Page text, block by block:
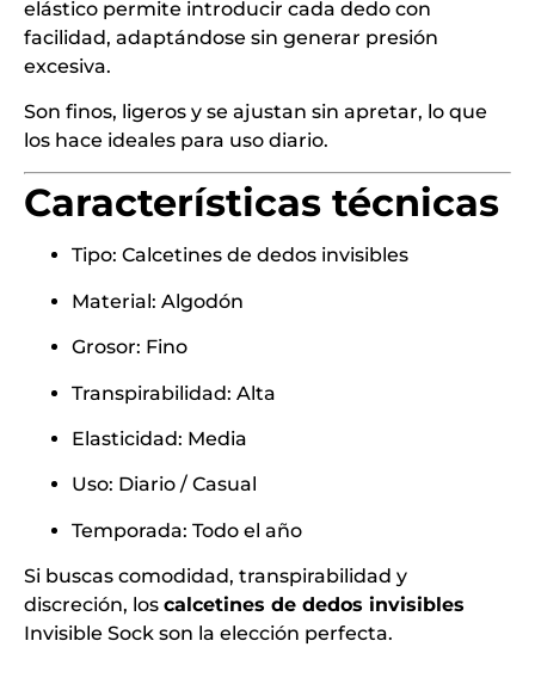
elástico permite introducir cada dedo con
facilidad, adaptándose sin generar presión
excesiva.
Son finos, ligeros y se ajustan sin apretar, lo que
los hace ideales para uso diario.
Características técnicas
Tipo: Calcetines de dedos invisibles
Material: Algodón
Grosor: Fino
Transpirabilidad: Alta
Elasticidad: Media
Uso: Diario / Casual
Temporada: Todo el año
Si buscas comodidad, transpirabilidad y
discreción, los calcetines de dedos invisibles
Invisible Sock son la elección perfecta.